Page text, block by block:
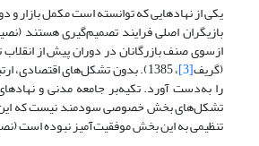
یکی از نهادهایی که توانسته است مکمل
از‌سوی صنف بازرگانان در دوران پیش از
(گریف[3] ، 1385). بدون تشکل‌های
را به‌دست ‌آورد. تکیه‌بر جامعه مدنی و
تشکل‌های بخش خصوصی سودمند نیست که این
تنظیمی به این بخش موفقیت‌آمیز نبوده است